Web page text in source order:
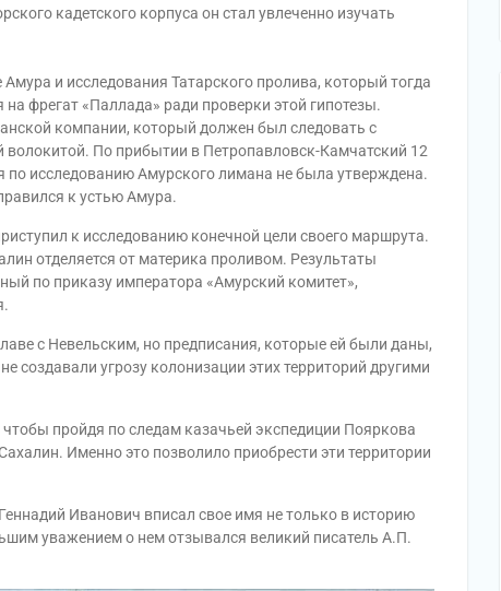
кадетского корпуса он стал увлеченно изучать
и исследования Татарского пролива, который тогда
фрегат «Паллада» ради проверки этой гипотезы.
компании, который должен был следовать с
По прибытии в Петропавловск-Камчатский 12
по исследованию Амурского лимана не была утверждена.
к устью Амура.
к исследованию конечной цели своего маршрута.
отделяется от материка проливом. Результаты
по приказу императора «Амурский комитет»,
с Невельским, но предписания, которые ей были даны,
создавали угрозу колонизации этих территорий другими
пройдя по следам казачьей экспедиции Пояркова
Именно это позволило приобрести эти территории
Иванович вписал свое имя не только в историю
уважением о нем отзывался великий писатель А.П.